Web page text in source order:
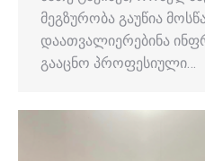
მეგზურობა გაუწია
დაათვალიერებინა
გააცნო პროფესიული…